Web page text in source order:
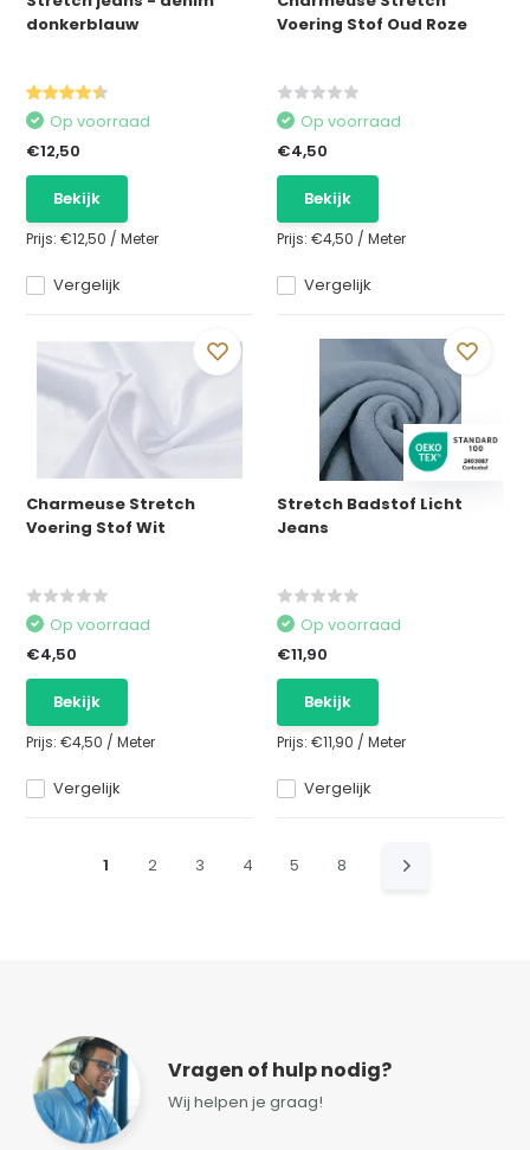
donkerblauw
Vergelijk
Op voorraad
€12,50
Bekijk
Prijs:€12,50 /Meter
Voering Stof Oud Roze
Vergelijk
Op voorraad
€4,50
Bekijk
Prijs: €4,50 / Meter
Charmeuse Stretch
Voering Stof Wit
Vergelijk
Op voorraad
€4,50
Bekijk
Prijs:€4,50 /Meter
Stretch Badstof Licht
Jeans
Vergelijk
Op voorraad
€11,90
Bekijk
Prijs: €11,90 / Meter
1 2 3 4 5 8
Vragen of hulp nodig?
Wij helpen je graag!